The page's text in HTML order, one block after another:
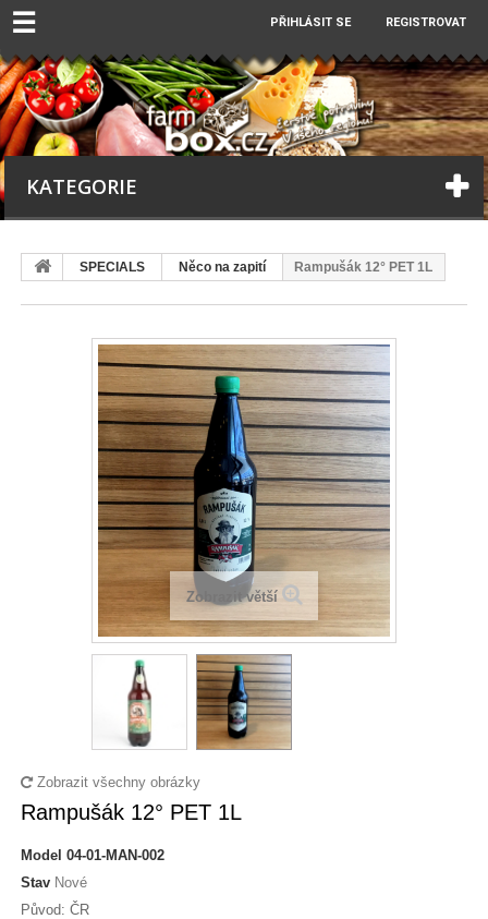
☰ PŘIHLÁSIT SE REGISTROVAT
KATEGORIE
SPECIALS Něco na zapití Rampušák 12° PET 1L
Zobrazit větší
Zobrazit všechny obrázky
Rampušák 12° PET 1L
Model 04-01-MAN-002
Stav Nové
Původ: ČR